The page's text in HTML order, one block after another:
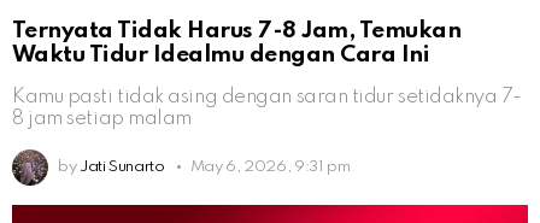
Ternyata Tidak Harus 7-8 Jam, Temukan
Waktu Tidur Idealmu dengan Cara Ini
Kamu pasti tidak asing dengan saran tidur setidaknya 7-
8 jam setiap malam
by Jati Sunarto May 6, 2026, 9:31 pm